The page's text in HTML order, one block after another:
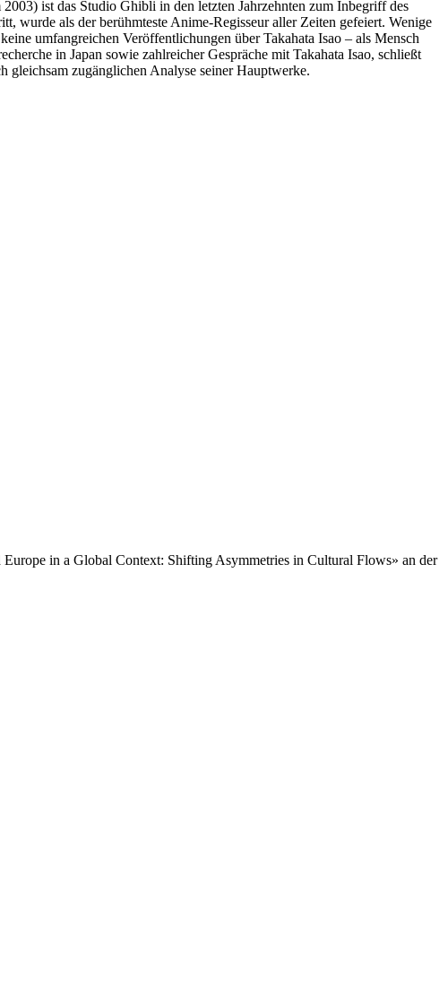
ist das Studio Ghibli in den letzten Jahrzehnten zum Inbegriff des
wurde als der berühmteste Anime-Regisseur aller Zeiten gefeiert. Wenige
umfangreichen Veröffentlichungen über Takahata Isao – als Mensch
in Japan sowie zahlreicher Gespräche mit Takahata Isao, schließt
gleichsam zugänglichen Analyse seiner Hauptwerke.
in a Global Context: Shifting Asymmetries in Cultural Flows» an der